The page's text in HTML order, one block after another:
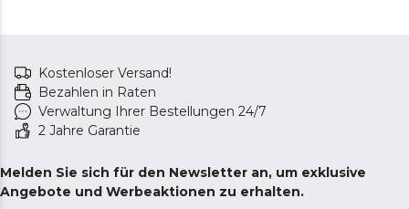
Kostenloser Versand!
Bezahlen in Raten
Verwaltung Ihrer Bestellungen 24/7
2 Jahre Garantie
Melden Sie sich für den Newsletter an, um exklusive
Angebote und Werbeaktionen zu erhalten.